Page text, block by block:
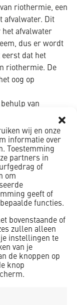
wij en onze
informatie over
Toestemming
partners in
of
om
geeft of
functies.
bovenstaande of
zullen alleen
instellingen te
van je
de knoppen op
knop
riothermie, een
afvalwater. Dit
het afvalwater
dus er wordt
eerst dat het
riothermie. De
oog op
van
materialen moet
werf wordt
to-
dat
kunnen worden in
werf op
toiletpapier dat
voor
dat toegepaste